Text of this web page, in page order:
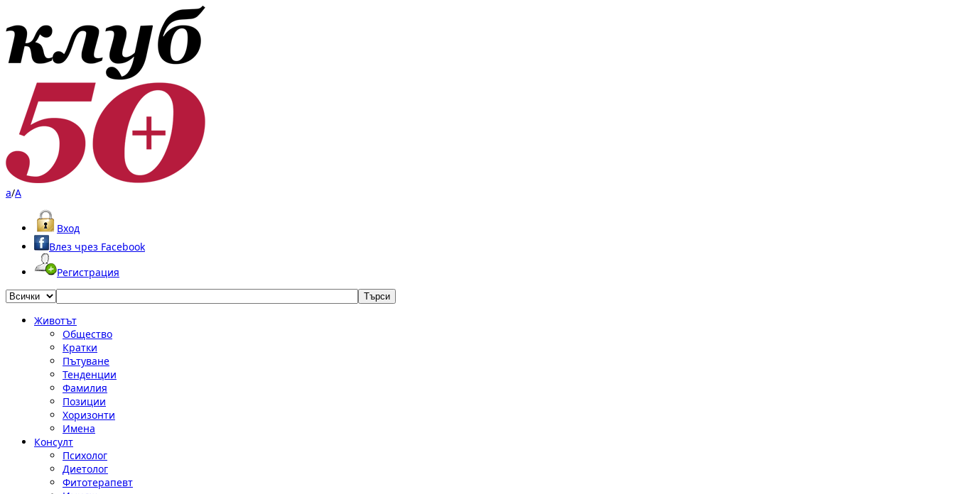
a/A
Вход
Влез чрез Facebook
Регистрация
Животът
Общество
Кратки
Пътуване
Тенденции
Фамилия
Позиции
Хоризонти
Имена
Консулт
Психолог
Диетолог
Фитотерапевт